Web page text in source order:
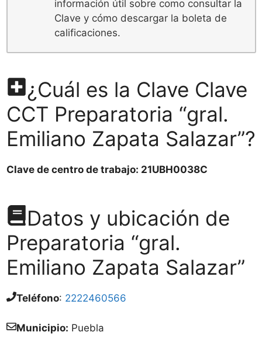
información útil sobre como consultar la
Clave y cómo descargar la boleta de
calificaciones.
¿Cuál es la Clave Clave
CCT Preparatoria “gral.
Emiliano Zapata Salazar”?
Clave de centro de trabajo: 21UBH0038C
Datos y ubicación de
Preparatoria “gral.
Emiliano Zapata Salazar”
Teléfono: 2222460566
Municipio: Puebla